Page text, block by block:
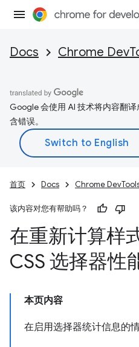
Docs Chrome
Google 会使用 AI 技术将内容翻
含错误。
首页 Docs Chrome
该内容对您有帮助吗？
在重新计算样
CSS 选择器性
本页内容
在启用选择器统计信息的